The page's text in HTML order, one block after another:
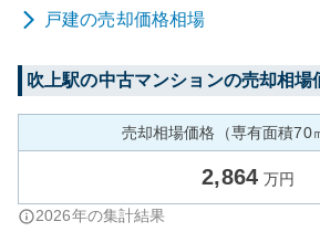
戸建の売却価格相場
吹上駅の中古マンションの売却相場
売却相場価格（専有面積70
2,864 万円
2026年の集計結果